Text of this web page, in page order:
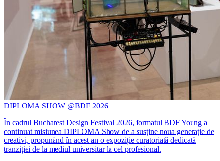
DIPLOMA SHOW @BDF 2026
În cadrul Bucharest Design Festival 2026, formatul BDF Young a
continuat misiunea DIPLOMA Show de a susține noua generație de
creativi, propunând în acest an o expoziție curatoriată dedicată
tranziției de la mediul universitar la cel profesional.